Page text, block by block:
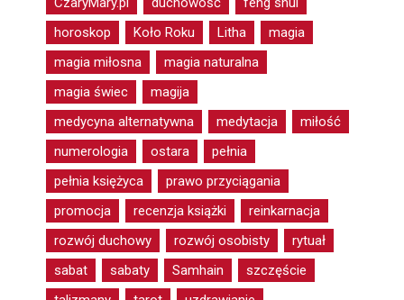
horoskop
Koło Roku Litha
magia
magia miłosna
magia naturalna
magia świec
magija
medycyna alternatywna
medytacja
miłość
numerologia
ostara
pełnia
pełnia księżyca
prawo przyciągania
promocja
recenzja książki
reinkarnacja
rozwój duchowy
rozwój osobisty
rytuał
sabat
sabaty Samhain
szczęście